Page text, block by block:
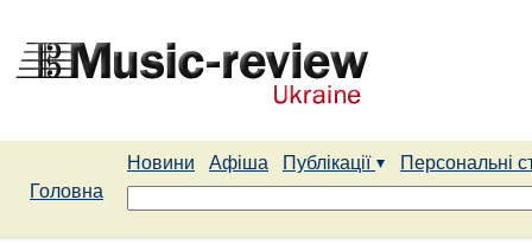
Новини Афіша Публікації
Персональні
Головна